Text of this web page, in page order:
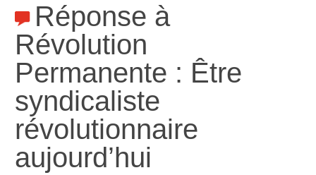
Réponse à
Révolution
Permanente : Être
syndicaliste
révolutionnaire
aujourd’hui